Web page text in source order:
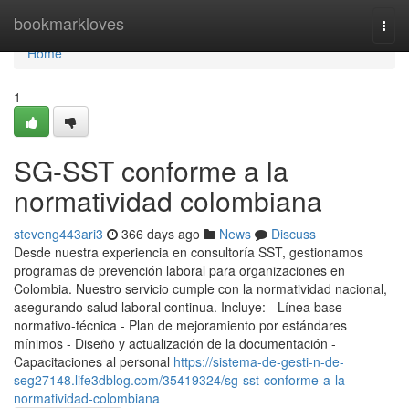
bookmarkloves
Home
Home
1
SG-SST conforme a la
normatividad colombiana
steveng443ari3 366 days ago News
Discuss
Desde nuestra experiencia en consultoría SST, gestionamos
programas de prevención laboral para organizaciones en
Colombia. Nuestro servicio cumple con la normatividad nacional,
asegurando salud laboral continua. Incluye: - Línea base
normativo-técnica - Plan de mejoramiento por estándares
mínimos - Diseño y actualización de la documentación -
Capacitaciones al personal https://sistema-de-gesti-n-de-
seg27148.life3dblog.com/35419324/sg-sst-conforme-a-la-
normatividad-colombiana